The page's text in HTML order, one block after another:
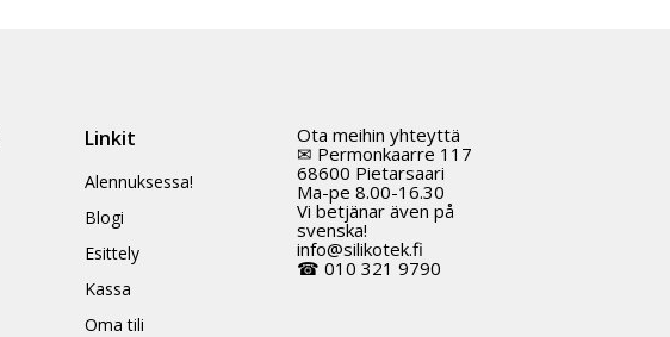
Linkit
Alennuksessa!
Blogi
Esittely
Kassa
Oma tili
Ota meihin yhteyttä
✉ Permonkaarre 117
68600 Pietarsaari
Ma-pe 8.00-16.30
Vi betjänar även på
svenska!
info@silikotek.fi
☎ 010 321 9790